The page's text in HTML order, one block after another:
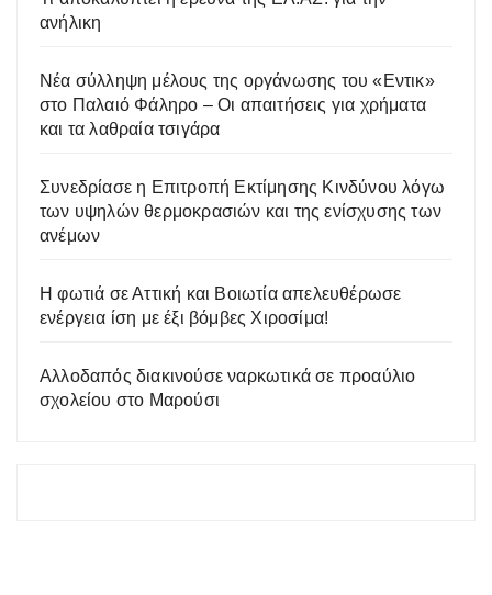
ανήλικη
Νέα σύλληψη μέλους της οργάνωσης του «Εντικ»
στο Παλαιό Φάληρο – Οι απαιτήσεις για χρήματα
και τα λαθραία τσιγάρα
Συνεδρίασε η Επιτροπή Εκτίμησης Κινδύνου λόγω
των υψηλών θερμοκρασιών και της ενίσχυσης των
ανέμων
Η φωτιά σε Αττική και Βοιωτία απελευθέρωσε
ενέργεια ίση με έξι βόμβες Χιροσίμα!
Αλλοδαπός διακινούσε ναρκωτικά σε προαύλιο
σχολείου στο Μαρούσι